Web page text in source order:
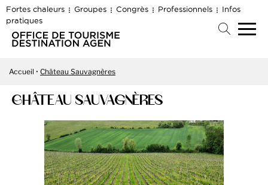
Fortes chaleurs Groupes Congrès Professionnels
Infos
pratiques
Accueil Château Sauvagnères
CHÂTEAU SAUVAGNÈRES